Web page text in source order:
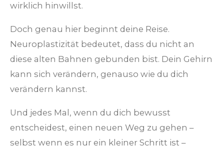
wirklich hinwillst.
Doch genau hier beginnt deine Reise.
Neuroplastizität bedeutet, dass du nicht an
diese alten Bahnen gebunden bist. Dein Gehirn
kann sich verändern, genauso wie du dich
verändern kannst.
Und jedes Mal, wenn du dich bewusst
entscheidest, einen neuen Weg zu gehen –
selbst wenn es nur ein kleiner Schritt ist –